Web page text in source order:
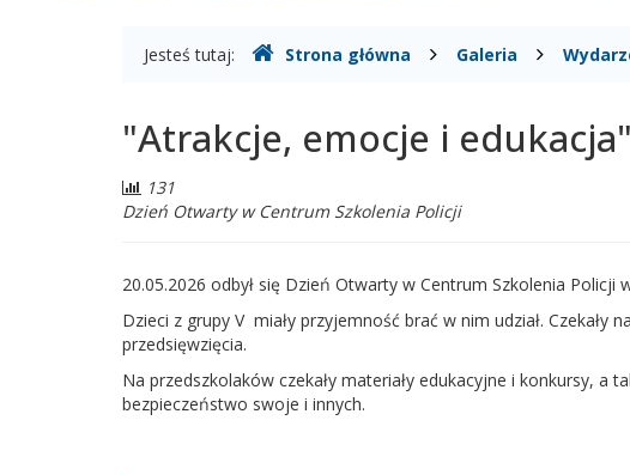
Gdzie
Jesteś tutaj: Strona główna Galeria
"Atrakcje, emocje i edukacja"
Liczba
odwiedzających:
131
Dzień Otwarty w Centrum Szkolenia Policji
20.05.2026 odbył się Dzień Otwarty w Centrum Szkolenia Policji
Dzieci z grupy V miały przyjemność brać w nim udział.
przedsięwzięcia.
Na przedszkolaków czekały materiały edukacyjne i konkursy, a
bezpieczeństwo swoje i innych.